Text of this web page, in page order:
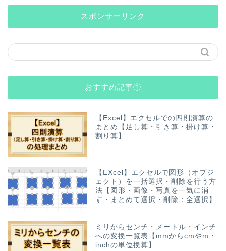
スポンサーリンク
おすすめ記事①
【Excel】エクセルでの四則演算の
まとめ【足し算・引き算・掛け算・
割り算】
【EXcel】エクセルで図形（オブジ
ェクト）を一括選択・削除を行う方
法【図形・画像・写真を一気に消
す・まとめて選択・削除：全選択】
ミリからセンチ・メートル・インチ
への変換一覧表【mmからcmやm・
inchの単位換算】